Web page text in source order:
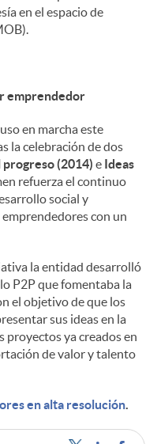
en el espacio de
emprendedor
en marcha este
la celebración de dos
progreso (2014) e Ideas
refuerza el continuo
social y
con un
la entidad desarrolló
P2P que fomentaba la
el objetivo de que los
sus ideas en la
proyectos ya creados en
de valor y talento
en alta resolución.